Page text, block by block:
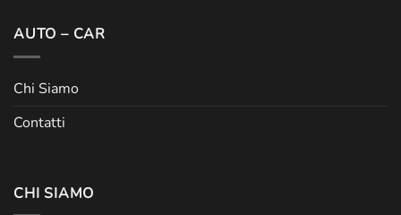
AUTO – CAR
Chi Siamo
Contatti
CHI SIAMO